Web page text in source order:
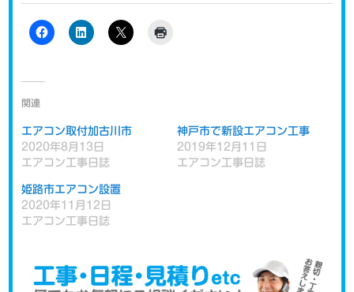
関連
エアコン取付加古川市
2020年8月13日
エアコン工事日誌
神戸市で新設エアコン工事
2019年12月11日
エアコン工事日誌
姫路市エアコン設置
2020年11月12日
エアコン工事日誌